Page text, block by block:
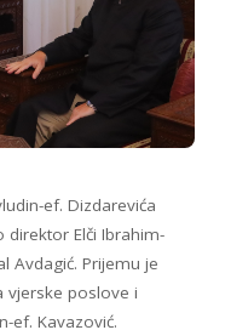
ef. Dizdarevića
Elči Ibrahim-
Avdagić. Prijemu je
vjerske poslove i
ef. Kavazović.